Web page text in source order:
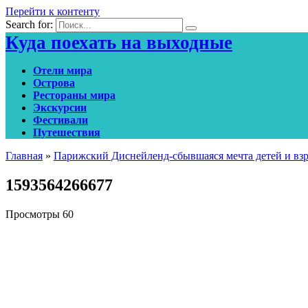
Перейти к контенту
Search for:
Куда поехать на выходные
Отели мира
Острова
Рестораны мира
Экскурсии
Фестивали
Путешествия
Главная » Парижский Диснейленд-сбывшаяся мечта детей и
1593564266677
Просмотры 60